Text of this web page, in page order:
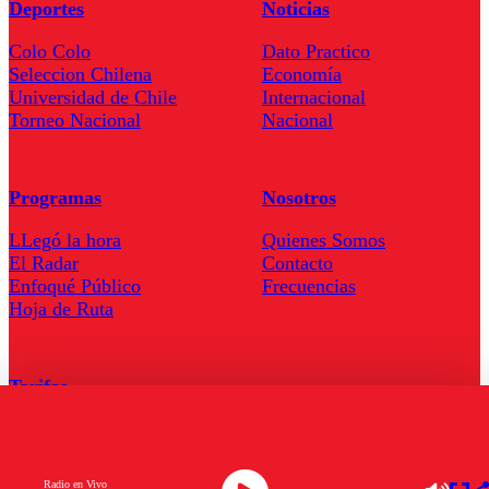
Radio en Vivo
Deportes
Colo Colo
Seleccion Chilena
Universidad de Chile
Torneo Nacional
Noticias
Dato Practico
Economía
Internacional
Nacional
Programas
LLegó la hora
El Radar
Enfoqué Público
Hoja de Ruta
Nosotros
Quienes Somos
Contacto
Frecuencias
Tarifas